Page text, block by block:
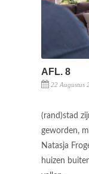
AFL. 8
22 Augustus
(rand)stad
geworden,
Natasja
huizen